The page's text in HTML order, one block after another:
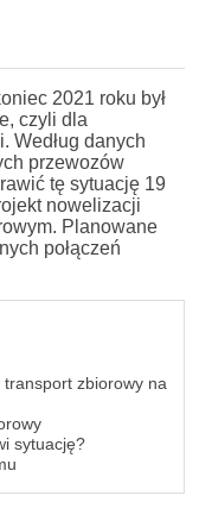
2021 roku był
czyli dla
Według danych
przewozów
tę sytuację 19
nowelizacji
Planowane
połączeń
zbiorowy na
sytuację?